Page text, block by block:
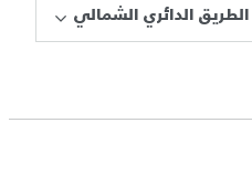
الدائري الشمالي